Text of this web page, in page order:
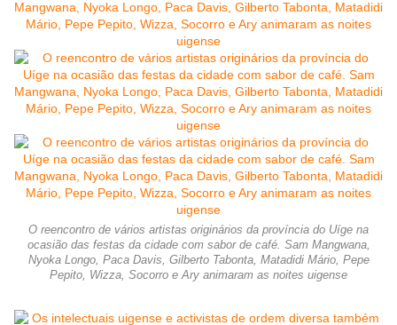
O reencontro de vários artistas originários da província do Uíge na
ocasião das festas da cidade com sabor de café. Sam Mangwana,
Nyoka Longo, Paca Davis, Gilberto Tabonta, Matadidi Mário, Pepe
Pepito, Wizza, Socorro e Ary animaram as noites uigense